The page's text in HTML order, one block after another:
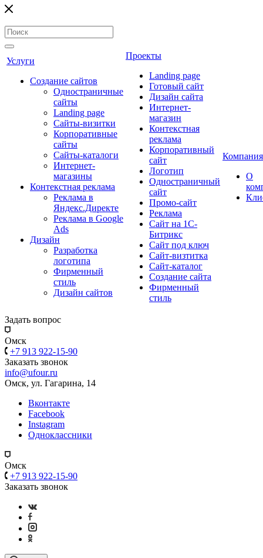
Услуги
Создание сайтов
Одностраничные
сайты
Landing page
Сайты-визитки
Корпоративные
сайты
Сайты-каталоги
Интернет-
магазины
Контекстная реклама
Реклама в
Яндекс.Директе
Реклама в Google
Ads
Дизайн
Разработка
логотипа
Фирменный
стиль
Дизайн сайтов
Проекты
Landing page
Готовый сайт
Дизайн сайта
Интернет-
магазин
Контекстная
реклама
Корпоративный
сайт
Логотип
Одностраничный
сайт
Промо-сайт
Реклама
Сайт на 1С-
Битрикс
Сайт под ключ
Сайт-визтитка
Сайт-каталог
Создание сайта
Фирменный
стиль
Компания
О
Задать вопрос
Омск
+7 913 922-15-90
Заказать звонок
info@ufour.ru
Омск, ул. Гагарина, 14
Вконтакте
Facebook
Instagram
Одноклассники
Омск
+7 913 922-15-90
Заказать звонок